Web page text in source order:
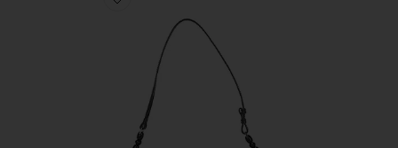
Favorite DIOR バッグ